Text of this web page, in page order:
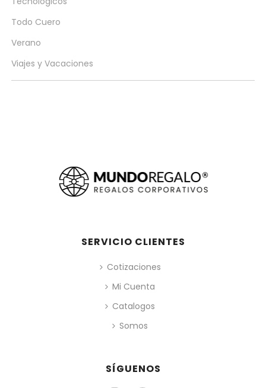
Todo Cuero
Verano
Viajes y Vacaciones
SERVICIO CLIENTES
Cotizaciones
Mi Cuenta
Catalogos
Somos
SÍGUENOS